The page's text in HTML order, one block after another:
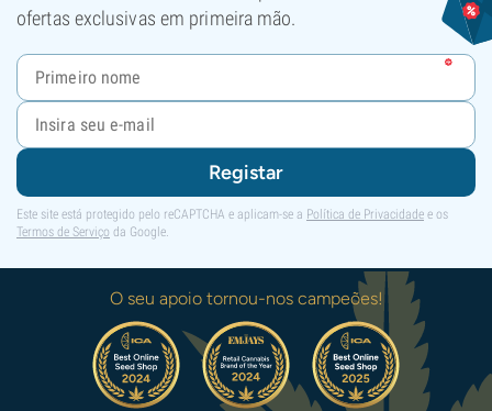
ofertas exclusivas em primeira mão.
Registar
Este site está protegido pelo reCAPTCHA e aplicam-se a Política de Privacidade e os
Termos de Serviço da Google.
O seu apoio tornou-nos campeões!